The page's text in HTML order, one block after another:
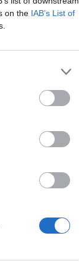
on the IAB’s List of